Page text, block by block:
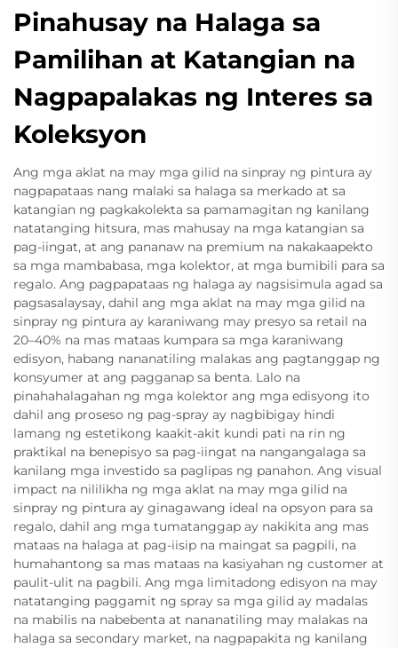
Pinahusay na Halaga sa
Pamilihan at Katangian na
Nagpapalakas ng Interes sa
Koleksyon
Ang mga aklat na may mga gilid na sinpray ng pintura ay
nagpapataas nang malaki sa halaga sa merkado at sa
katangian ng pagkakolekta sa pamamagitan ng kanilang
natatanging hitsura, mas mahusay na mga katangian sa
pag-iingat, at ang pananaw na premium na nakakaapekto
sa mga mambabasa, mga kolektor, at mga bumibili para sa
regalo. Ang pagpapataas ng halaga ay nagsisimula agad sa
pagsasalaysay, dahil ang mga aklat na may mga gilid na
sinpray ng pintura ay karaniwang may presyo sa retail na
20–40% na mas mataas kumpara sa mga karaniwang
edisyon, habang nananatiling malakas ang pagtanggap ng
konsyumer at ang pagganap sa benta. Lalo na
pinahahalagahan ng mga kolektor ang mga edisyong ito
dahil ang proseso ng pag-spray ay nagbibigay hindi
lamang ng estetikong kaakit-akit kundi pati na rin ng
praktikal na benepisyo sa pag-iingat na nangangalaga sa
kanilang mga investido sa paglipas ng panahon. Ang visual
impact na nililikha ng mga aklat na may mga gilid na
sinpray ng pintura ay ginagawang ideal na opsyon para sa
regalo, dahil ang mga tumatanggap ay nakikita ang mas
mataas na halaga at pag-iisip na maingat sa pagpili, na
humahantong sa mas mataas na kasiyahan ng customer at
paulit-ulit na pagbili. Ang mga limitadong edisyon na may
natatanging paggamit ng spray sa mga gilid ay madalas
na mabilis na nabebenta at nananatiling may malakas na
halaga sa secondary market, na nagpapakita ng kanilang